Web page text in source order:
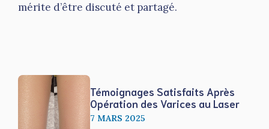
mérite d’être discuté et partagé.
Témoignages Satisfaits Après
Opération des Varices au Laser
7 MARS 2025